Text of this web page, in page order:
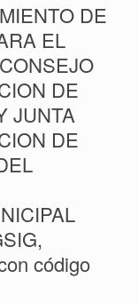
DE
EL
DE
JUNTA
DE
código